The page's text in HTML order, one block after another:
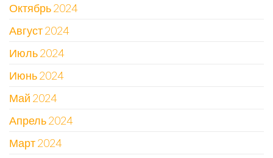
Октябрь 2024
Август 2024
Июль 2024
Июнь 2024
Май 2024
Апрель 2024
Март 2024